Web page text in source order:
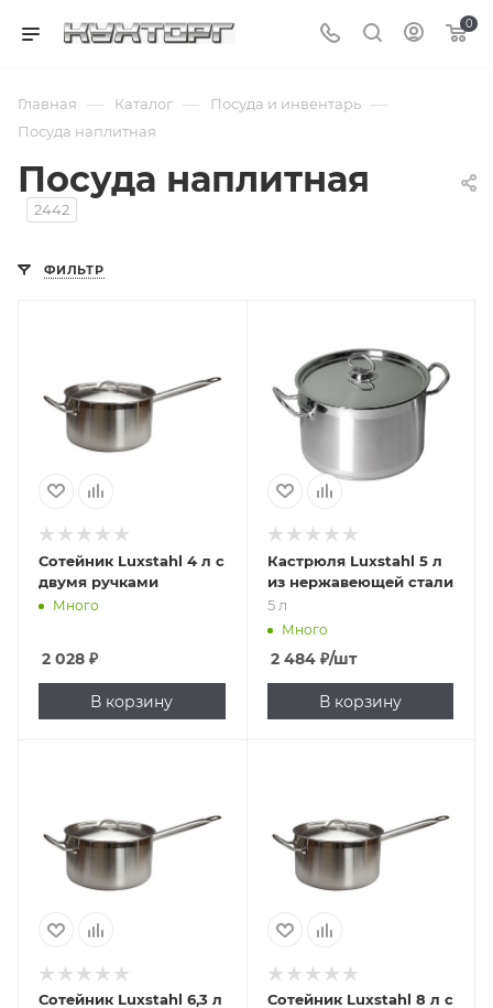
0
Главная — Каталог — Посуда и инвентарь —
Посуда наплитная
Посуда наплитная
2442
ФИЛЬТР
Сотейник Luxstahl 4 л с
двумя ручками
Много
2 028 ₽
В корзину
Кастрюля Luxstahl 5 л
из нержавеющей стали
5 л
Много
2 484₽/шт
В корзину
Сотейник Luxstahl 6,3 л
Сотейник Luxstahl 8 л с